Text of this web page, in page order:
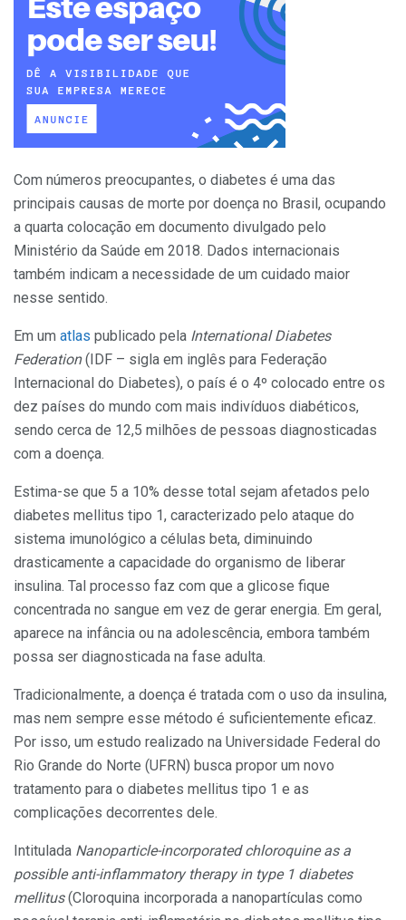
Com números preocupantes, o diabetes é uma das
principais causas de morte por doença no Brasil, ocupando
a quarta colocação em documento divulgado pelo
Ministério da Saúde em 2018. Dados internacionais
também indicam a necessidade de um cuidado maior
nesse sentido.
Em um atlas publicado pela International Diabetes
Federation(IDF – sigla em inglês para Federação
Internacional do Diabetes), o país é o 4º colocado entre os
dez países do mundo com mais indivíduos diabéticos,
sendo cerca de 12,5 milhões de pessoas diagnosticadas
com a doença.
Estima-se que 5 a 10% desse total sejam afetados pelo
diabetes mellitus tipo 1, caracterizado pelo ataque do
sistema imunológico a células beta, diminuindo
drasticamente a capacidade do organismo de liberar
insulina. Tal processo faz com que a glicose fique
concentrada no sangue em vez de gerar energia. Em geral,
aparece na infância ou na adolescência, embora também
possa ser diagnosticada na fase adulta.
Tradicionalmente, a doença é tratada com o uso da insulina,
mas nem sempre esse método é suficientemente eficaz.
Por isso, um estudo realizado na Universidade Federal do
Rio Grande do Norte (UFRN) busca propor um novo
tratamento para o diabetes mellitus tipo 1 e as
complicações decorrentes dele.
Intitulada Nanoparticle-incorporated chloroquine as a
possible anti-inflammatory therapy in type 1 diabetes
mellitus(Cloroquina incorporada a nanopartículas como